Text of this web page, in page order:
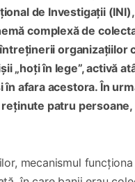
de Investigații (INI),
complexă de
organizațiilor
„hoți în lege”, activă
în afara acestora. În
patru persoane,
mecanismul